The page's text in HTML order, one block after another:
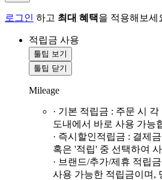
로그인 하고 최대 혜택을 적용해보세
적립금 사용
툴팁 보기
툴팁 닫기
Mileage
· 기본 적립금 : 주문 시
도내에서 바로 사용 가능
· 즉시할인적립금 : 결제
혹은 '적립' 중 선택하여
· 브랜드/추가/제휴 적립
사용 가능한 적립금이며,